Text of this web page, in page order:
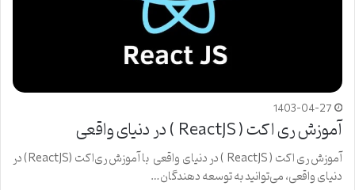
1403-04-27
آموزش ری اکت ( ReactJS ) در دنیای واقعی
آموزش ری اکت ( ReactJS ) در دنیای واقعی با آموزش ری‌اکت (ReactJS) در
دنیای واقعی، می‌توانید به توسعه دهندگان…